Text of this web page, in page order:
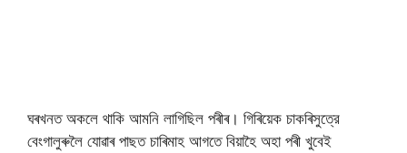
ঘৰখনত অকলে থাকি আমনি লাগিছিল পৰীৰ। গিৰিয়েক চাকৰিসুত্রে
বেংগালুৰুলৈ যোৱাৰ পাছত চাৰিমাহ আগতে বিয়াহৈ অহা পৰী খুবেই